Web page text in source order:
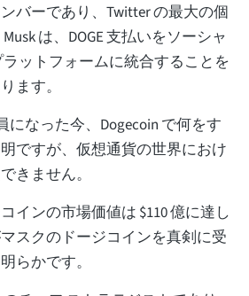
バーであり、Twitter の最大の個
は、DOGE 支払いをソーシャ
ットフォームに統合することを
ます。
になった今、Dogecoin で何をす
ですが、仮想通貨の世界におけ
きません。
インの市場価値は $110 億に達し
スクのドージコインを真剣に受
らかです。